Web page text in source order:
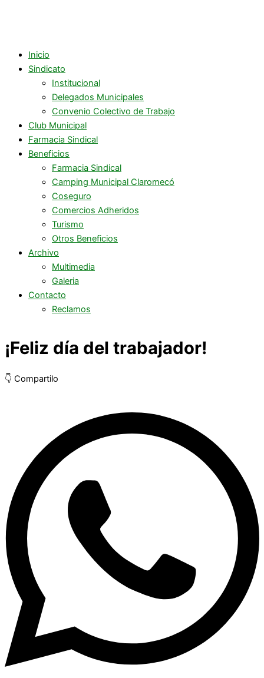
Inicio
Sindicato
Institucional
Delegados Municipales
Convenio Colectivo de Trabajo
Club Municipal
Farmacia Sindical
Beneficios
Farmacia Sindical
Camping Municipal Claromecó
Coseguro
Comercios Adheridos
Turismo
Otros Beneficios
Archivo
Multimedia
Galeria
Contacto
Reclamos
¡Feliz día del trabajador!
👇 Compartilo